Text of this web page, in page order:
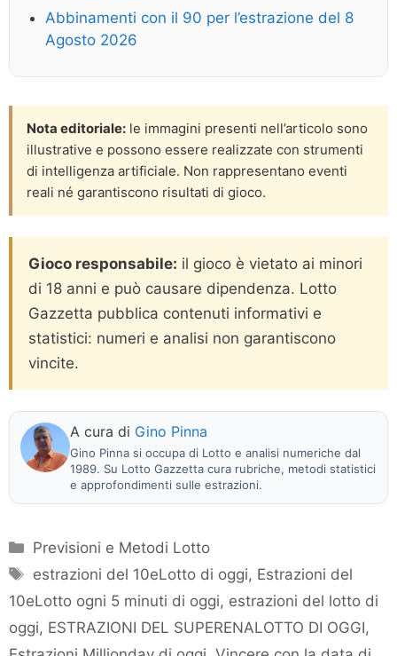
Abbinamenti con il 90 per l’estrazione del 8
Agosto 2026
Nota editoriale: le immagini presenti nell’articolo sono
illustrative e possono essere realizzate con strumenti
di intelligenza artificiale. Non rappresentano eventi
reali né garantiscono risultati di gioco.
Gioco responsabile: il gioco è vietato ai minori
di 18 anni e può causare dipendenza. Lotto
Gazzetta pubblica contenuti informativi e
statistici: numeri e analisi non garantiscono
vincite.
A cura di Gino Pinna
Gino Pinna si occupa di Lotto e analisi numeriche dal
1989. Su Lotto Gazzetta cura rubriche, metodi statistici
e approfondimenti sulle estrazioni.
Categorie
Previsioni e Metodi Lotto
Tag
estrazioni del 10eLotto di oggi, Estrazioni del
10eLotto ogni 5 minuti di oggi, estrazioni del lotto di
oggi, ESTRAZIONI DEL SUPERENALOTTO DI OGGI,